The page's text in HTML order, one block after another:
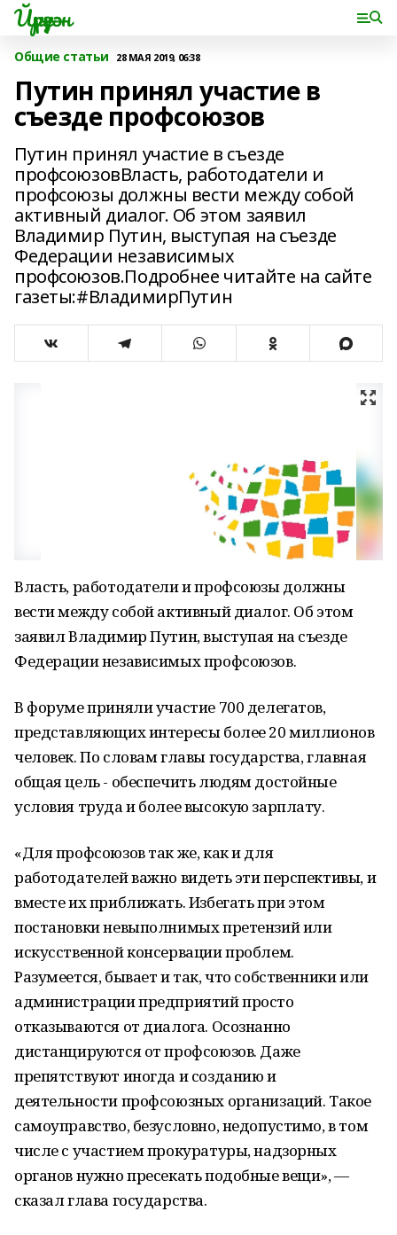
Йүрүҙән
Общие статьи 28 МАЯ 2019, 06:38
Путин принял участие в
съезде профсоюзов
Путин принял участие в съезде
профсоюзовВласть, работодатели и
профсоюзы должны вести между собой
активный диалог. Об этом заявил
Владимир Путин, выступая на съезде
Федерации независимых
профсоюзов.Подробнее читайте на сайте
газеты:#ВладимирПутин
Власть, работодатели и профсоюзы должны
вести между собой активный диалог. Об этом
заявил Владимир Путин, выступая на съезде
Федерации независимых профсоюзов.
В форуме приняли участие 700 делегатов,
представляющих интересы более 20 миллионов
человек. По словам главы государства, главная
общая цель - обеспечить людям достойные
условия труда и более высокую зарплату.
«Для профсоюзов так же, как и для
работодателей важно видеть эти перспективы, и
вместе их приближать. Избегать при этом
постановки невыполнимых претензий или
искусственной консервации проблем.
Разумеется, бывает и так, что собственники или
администрации предприятий просто
отказываются от диалога. Осознанно
дистанцируются от профсоюзов. Даже
препятствуют иногда и созданию и
деятельности профсоюзных организаций. Такое
самоуправство, безусловно, недопустимо, в том
числе с участием прокуратуры, надзорных
органов нужно пресекать подобные вещи», —
сказал глава государства.